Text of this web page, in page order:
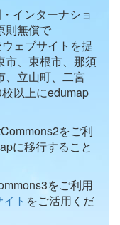
インターナショ
則無償で
ェブサイトを提
市、東根市、那須
、立山町、二宮
以上にedumap
をご利
に移行すること
をご利用
ト をご活用くだ